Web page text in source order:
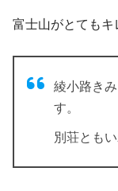
富士山がとてもキ
綾小路き
す。
別荘とも